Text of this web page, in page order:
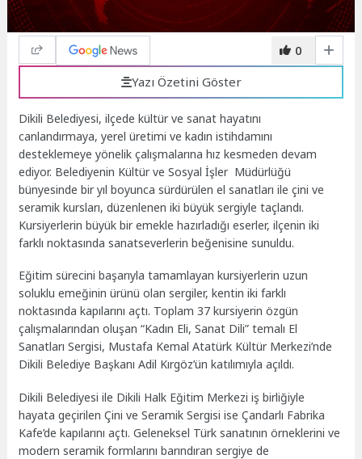
0
Yazı Özetini Göster
Dikili Belediyesi, ilçede kültür ve sanat hayatını
canlandırmaya, yerel üretimi ve kadın istihdamını
desteklemeye yönelik çalışmalarına hız kesmeden devam
ediyor. Belediyenin Kültür ve Sosyal İşler Müdürlüğü
bünyesinde bir yıl boyunca sürdürülen el sanatları ile çini ve
seramik kursları, düzenlenen iki büyük sergiyle taçlandı.
Kursiyerlerin büyük bir emekle hazırladığı eserler, ilçenin iki
farklı noktasında sanatseverlerin beğenisine sunuldu.
Eğitim sürecini başarıyla tamamlayan kursiyerlerin uzun
soluklu emeğinin ürünü olan sergiler, kentin iki farklı
noktasında kapılarını açtı. Toplam 37 kursiyerin özgün
çalışmalarından oluşan “Kadın Eli, Sanat Dili” temalı El
Sanatları Sergisi, Mustafa Kemal Atatürk Kültür Merkezi’nde
Dikili Belediye Başkanı Adil Kırgöz’ün katılımıyla açıldı.
Dikili Belediyesi ile Dikili Halk Eğitim Merkezi iş birliğiyle
hayata geçirilen Çini ve Seramik Sergisi ise Çandarlı Fabrika
Kafe’de kapılarını açtı. Geleneksel Türk sanatının örneklerini ve
modern seramik formlarını barındıran sergiye de